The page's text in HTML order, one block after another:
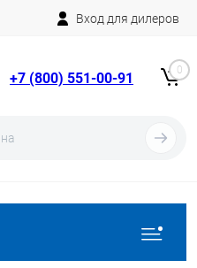
Вход для дилеров
+7 (800) 551-00-91 0